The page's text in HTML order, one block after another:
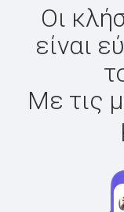
Οι
είναι
Με τις